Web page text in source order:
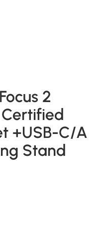
2
+USB-C/A
Stand